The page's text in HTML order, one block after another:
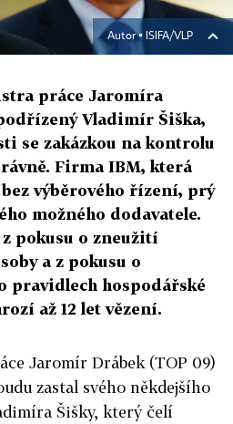
Autor ▪ ISIFA/VLP
práce Jaromíra
Vladimír Šiška,
se zakázkou na kontrolu
Firma IBM, která
výběrového řízení, prý
možného dodavatele.
pokusu o zneužití
a z pokusu o
pravidlech hospodářské
až 12 let vězení.
Jaromír Drábek (TOP 09)
zastal svého někdejšího
Šišky, který čelí